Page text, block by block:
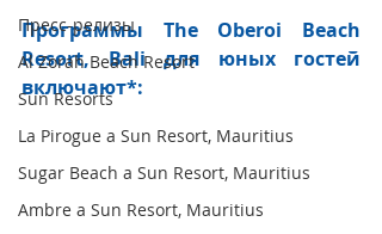
Пресс-релизы
Al Zorah Beach Resort
Sun Resorts
La Pirogue a Sun Resort, Mauritius
Sugar Beach a Sun Resort, Mauritius
Ambre a Sun Resort, Mauritius
Программы The Oberoi Beach
Resort, Bali для юных гостей
включают*: